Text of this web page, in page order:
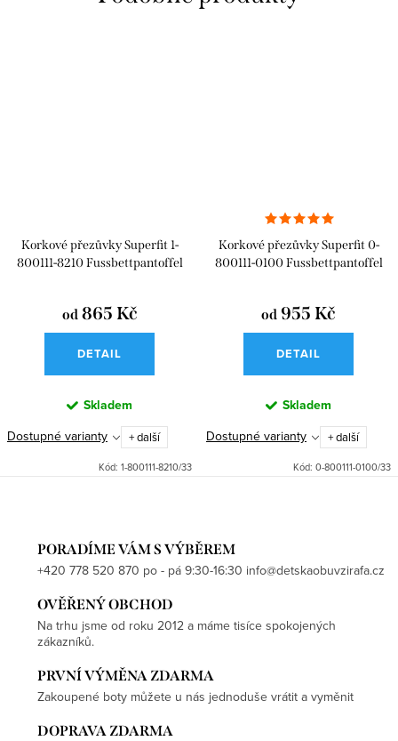
Korkové přezůvky Superfit 1-
800111-8210 Fussbettpantoffel
od865 Kč
DETAIL
Skladem
Dostupné varianty
+ další
Kód: 1-800111-8210/33
Korkové přezůvky Superfit 0-
800111-0100 Fussbettpantoffel
od 955 Kč
DETAIL
Skladem
Dostupné varianty
+ další
Kód: 0-800111-0100/33
PORADÍME VÁM S VÝBĚREM
+420 778 520 870 po - pá 9:30-16:30 info@detskaobuvzirafa.cz
OVĚŘENÝ OBCHOD
Na trhu jsme od roku 2012 a máme tisíce spokojených
zákazníků.
PRVNÍ VÝMĚNA ZDARMA
Zakoupené boty můžete u nás jednoduše vrátit a vyměnit
DOPRAVA ZDARMA